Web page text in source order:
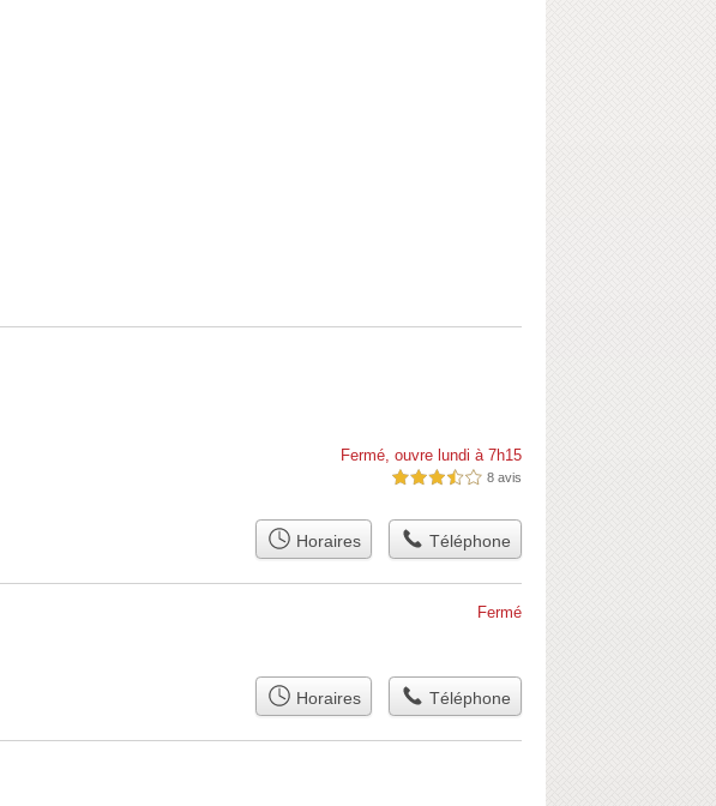
Fermé, ouvre lundi à 7h15
3,5 étoiles sur 5 8 avis
Horaires Téléphone
Fermé
Horaires Téléphone